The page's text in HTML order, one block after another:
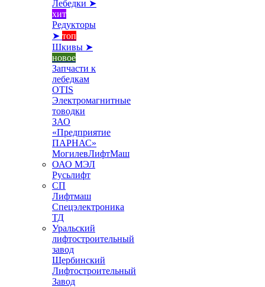
Лебедки ➤
хит
Редукторы
➤ топ
Шкивы ➤
новое
Запчасти к
лебедкам
OTIS
Электромагнитные
товодки
ЗАО
«Предприятие
ПАРНАС»
МогилевЛифтМаш
ОАО МЭЛ
Русьлифт
СП
Лифтмаш
Спецэлектроника
ТД
Уральский
лифтостроительный
завод
Щербинский
Лифтостроительный
Завод